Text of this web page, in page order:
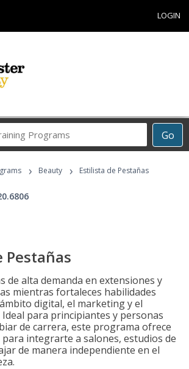
LOGIN
Go
Career
Programs
› Beauty › Estilista de Pestañas
Pestañas
de alta demanda en extensiones y
mientras fortaleces habilidades
digital, el marketing y el
para principiantes y personas
de carrera, este programa ofrece
integrarte a salones, estudios de
de manera independiente en el